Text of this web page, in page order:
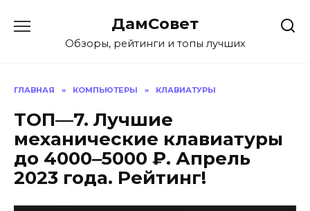
содержанию
ДамСовет
Обзоры, рейтинги и топы лучших
ГЛАВНАЯ » КОМПЬЮТЕРЫ » КЛАВИАТУРЫ
ТОП—7. Лучшие
механические клавиатуры
до 4000‒5000 ₽. Апрель
2023 года. Рейтинг!